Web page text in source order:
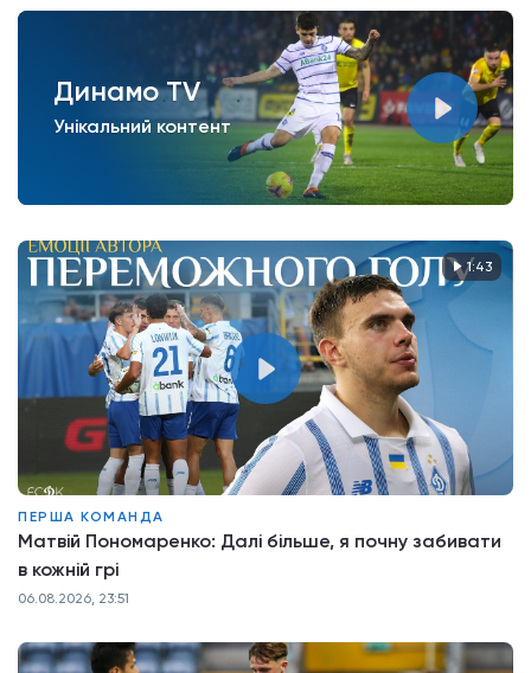
Динамо TV
Унікальний контент
1:43
ПЕРША КОМАНДА
Матвій Пономаренко: Далі більше, я почну забивати
в кожній грі
06.08.2026, 23:51